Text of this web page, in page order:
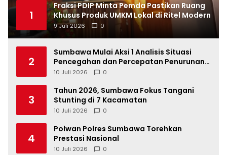
1
Fraksi PDIP Minta Pemda Pastikan Ruang
Khusus Produk UMKM Lokal di Ritel Modern
9 Juli 2026 0
2
Sumbawa Mulai Aksi 1 Analisis Situasi
Pencegahan dan Percepatan Penurunan
Stunting Tahun 2026
10 Juli 2026 0
3
Tahun 2026, Sumbawa Fokus Tangani
Stunting di 7 Kacamatan
10 Juli 2026 0
4
Polwan Polres Sumbawa Torehkan
Prestasi Nasional
10 Juli 2026 0